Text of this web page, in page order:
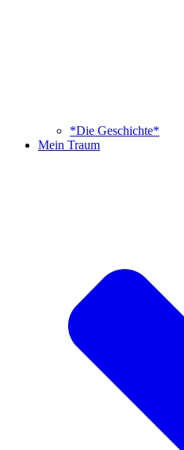
*Die Geschichte*
Mein Traum